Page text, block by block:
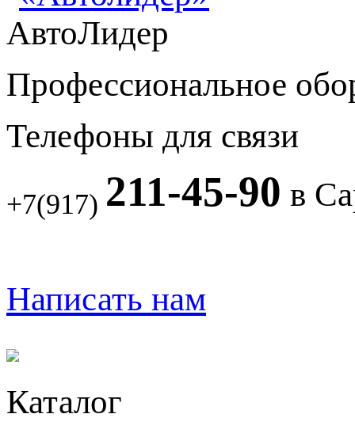
АвтоЛидер
Профессиональное
Телефоны для связи
+7(917) 211-45-90 в
Написать нам
Каталог